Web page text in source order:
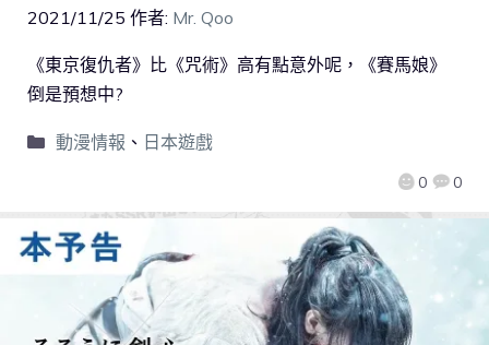
2021/11/25 作者: Mr. Qoo
0 0
《東京復仇者》比《咒術》高有點意外呢，《賽馬娘》
倒是預想中?
動漫情報 、 日本遊戲